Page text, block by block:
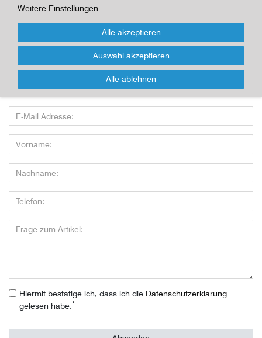
Inhalt1Stück
Für Infos zum Artikel oder Kauf, bitte Formular
nutzen!
Wenn Sie den Artikel kaufen möchten, dann bitte das Formular
nutzen:
Hiermit bestätige ich, dass ich die Daten­schutz­erklärung
gelesen habe.*
Weitere Einstellungen
Alle akzeptieren
Auswahl akzeptieren
Alle ablehnen